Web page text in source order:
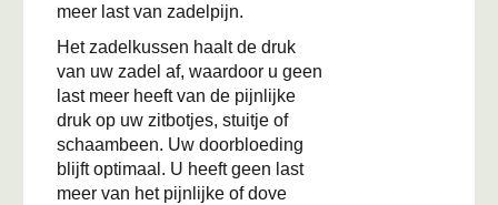
meer last van zadelpijn.
Het zadelkussen haalt de druk
van uw zadel af, waardoor u geen
last meer heeft van de pijnlijke
druk op uw zitbotjes, stuitje of
schaambeen. Uw doorbloeding
blijft optimaal. U heeft geen last
meer van het pijnlijke of dove